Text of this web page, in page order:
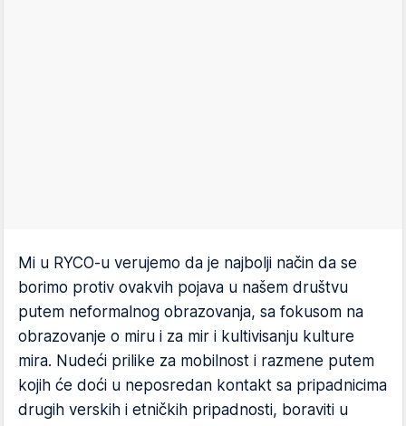
Mi u RYCO-u verujemo da je najbolji način da se
borimo protiv ovakvih pojava u našem društvu
putem neformalnog obrazovanja, sa fokusom na
obrazovanje o miru i za mir i kultivisanju kulture
mira. Nudeći prilike za mobilnost i razmene putem
kojih će doći u neposredan kontakt sa pripadnicima
drugih verskih i etničkih pripadnosti, boraviti u